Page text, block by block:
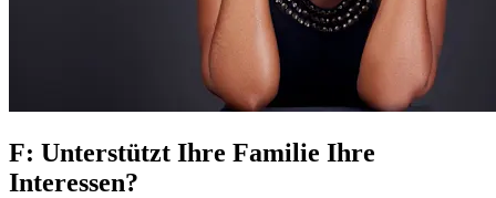
F: Unterstützt Ihre Familie Ihre
Interessen?